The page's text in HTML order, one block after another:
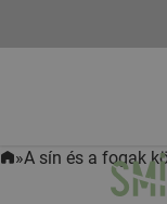
»A sín és a fogak